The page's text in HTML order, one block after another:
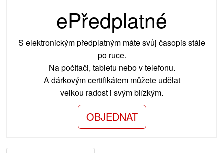
ePředplatné
S elektronickým předplatným máte svůj časopis stále
po ruce.
Na počítači, tabletu nebo v telefonu.
A dárkovým certifikátem můžete udělat
velkou radost i svým blízkým.
OBJEDNAT